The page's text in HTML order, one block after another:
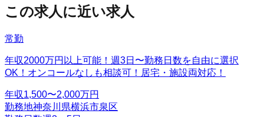
この求人に近い求人
常勤
年収2000万円以上可能！週3日〜勤務日数を自由に選択
OK！オンコールなしも相談可！居宅・施設両対応！
年収1,500〜2,000万円
勤務地神奈川県横浜市泉区